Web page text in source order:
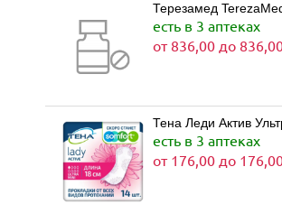
Терезамед
есть в 3 аптеках
от 836,00 до
Тена Леди Актив
есть в 3 аптеках
от 176,00 до